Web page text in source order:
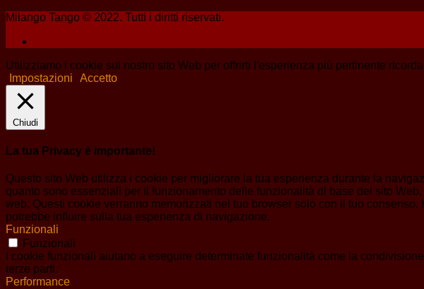
Milango Tango © 2022. Tutti i diritti riservati.
Utilizziamo i cookie sul nostro sito Web per offrirti l'esperienza più pertinente
Impostazioni
Accetto
Chiudi
La tua Privacy è importante!
Questo sito Web utilizza i cookie per migliorare la tua esperienza durante la
quanto sono essenziali per il funzionamento delle funzionalità di base del sito
web. Questi cookie verranno memorizzati nel tuo browser solo con il tuo
potrebbe influire sulla tua esperienza di navigazione.
Funzionali
Funzionali
I cookie funzionali aiutano a eseguire determinate funzionalità come la
terze parti.
Performance